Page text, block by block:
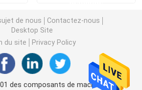
en plastique
mécanique sous pression
de moulage mécanique sous
de nous
Contactez-nous
Desktop Site
du site
Privacy Policy
des composants de machines